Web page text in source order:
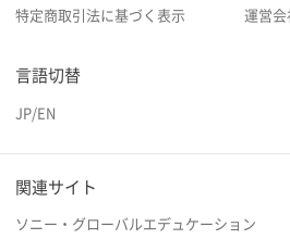
特定商取引法に基づく表示 運営会
言語切替
JP/EN
関連サイト
ソニー・グローバルエデュケーション